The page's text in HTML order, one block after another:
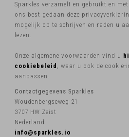
Sparkles verzamelt en gebruikt en met
ons best gedaan deze
mogelijk op te schrijven en raden u
lezen.
Onze algemene voorwaarden vind u
cookiebeleid , waar u ook de
aanpassen.
Contactgegevens Sparkles
Woudenbergseweg 21
3707 HW Zeist
Nederland
info@sparkles.io